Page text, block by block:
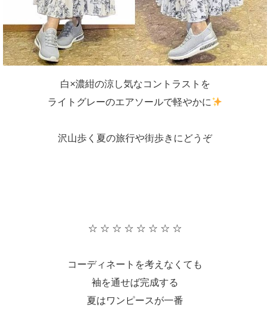
白×濃紺の涼し気なコントラストを
ライトグレーのエアソールで軽やかに
沢山歩く夏の旅行や街歩きにどうぞ
☆ ☆ ☆ ☆ ☆ ☆ ☆ ☆
コーディネートを考えなくても
袖を通せば完成する
夏はワンピースが一番